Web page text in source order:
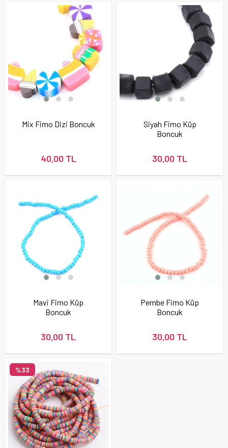
Mix Fimo Dizi Boncuk
40,00 TL
Siyah Fimo Küp
Boncuk
30,00 TL
Mavi Fimo Küp
Boncuk
30,00 TL
Pembe Fimo Küp
Boncuk
30,00 TL
%33